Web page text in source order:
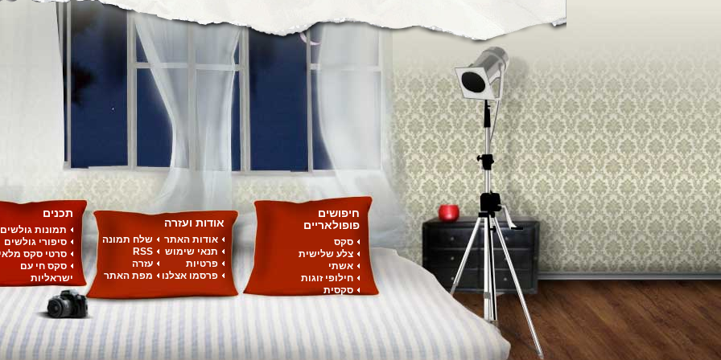
חיפושים
פופולאריים
סקס
צלע שלישית
אשתי
חילופי זוגות
סקסית
אודות ועזרה
אודות האתר
תנאי שימוש
פרטיות
פרסמו אצלנו
שלח תמונה
RSS
עזרה
מפת האתר
תכנים
תמונות גולשים
סיפורי גולשים
סרטי סקס
סקס חי עם
ישראליות